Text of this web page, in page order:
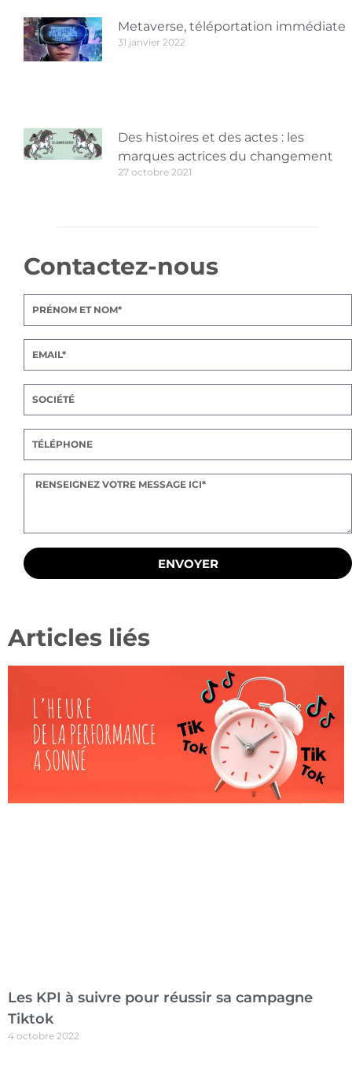
Metaverse, téléportation immédiate
31 janvier 2022
Des histoires et des actes : les
marques actrices du changement
27 octobre 2021
Contactez-nous
ENVOYER
Articles liés
Les KPI à suivre pour réussir sa campagne
Tiktok
4 octobre 2022